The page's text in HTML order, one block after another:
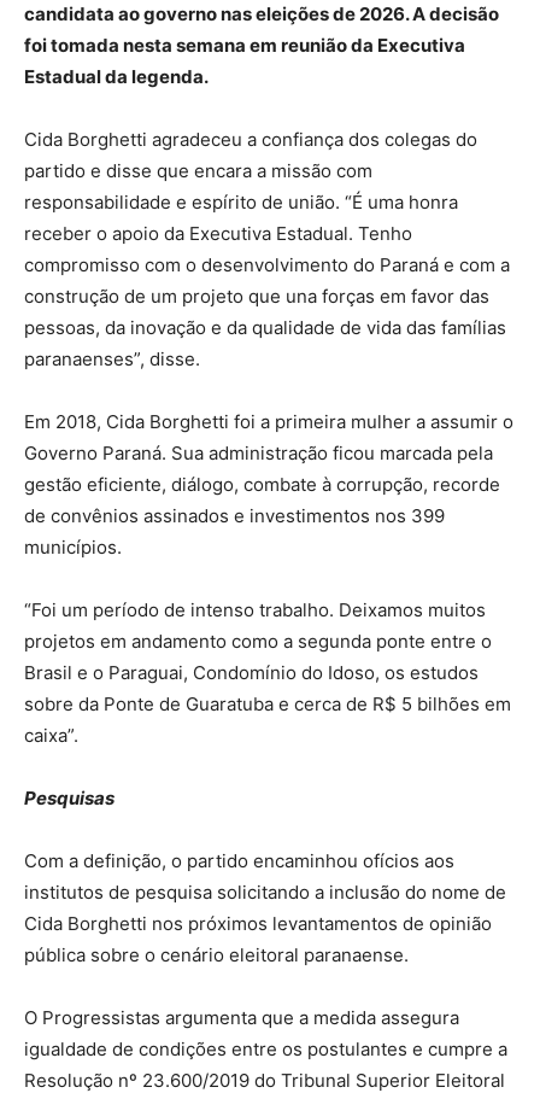
candidata ao governo nas eleições de 2026. A decisão
foi tomada nesta semana em reunião da Executiva
Estadual da legenda.
Cida Borghetti agradeceu a confiança dos colegas do
partido e disse que encara a missão com
responsabilidade e espírito de união. “É uma honra
receber o apoio da Executiva Estadual. Tenho
compromisso com o desenvolvimento do Paraná e com a
construção de um projeto que una forças em favor das
pessoas, da inovação e da qualidade de vida das famílias
paranaenses”, disse.
Em 2018, Cida Borghetti foi a primeira mulher a assumir o
Governo Paraná. Sua administração ficou marcada pela
gestão eficiente, diálogo, combate à corrupção, recorde
de convênios assinados e investimentos nos 399
municípios.
“Foi um período de intenso trabalho. Deixamos muitos
projetos em andamento como a segunda ponte entre o
Brasil e o Paraguai, Condomínio do Idoso, os estudos
sobre da Ponte de Guaratuba e cerca de R$ 5 bilhões em
caixa”.
Pesquisas
Com a definição, o partido encaminhou ofícios aos
institutos de pesquisa solicitando a inclusão do nome de
Cida Borghetti nos próximos levantamentos de opinião
pública sobre o cenário eleitoral paranaense.
O Progressistas argumenta que a medida assegura
igualdade de condições entre os postulantes e cumpre a
Resolução nº 23.600/2019 do Tribunal Superior Eleitoral